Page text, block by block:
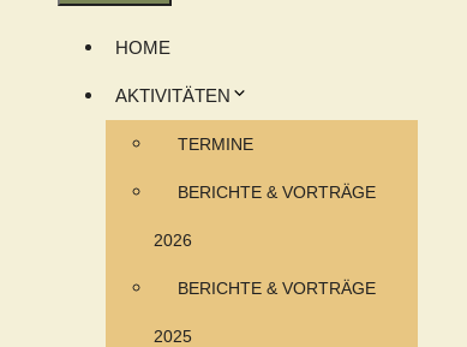
HOME
AKTIVITÄTEN
TERMINE
BERICHTE & VORTRÄGE
2026
BERICHTE & VORTRÄGE
2025